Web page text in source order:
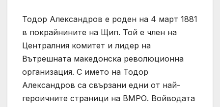
Тодор Александров е роден на 4 март 1881
в покрайнините на Щип. Той е член на
Централния комитет и лидер на
Вътрешната македонска революционна
организация. С името на Тодор
Александров са свързани едни от най-
героичните страници на ВМРО. Войводата